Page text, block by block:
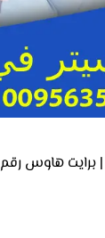
هاوس رقم 1